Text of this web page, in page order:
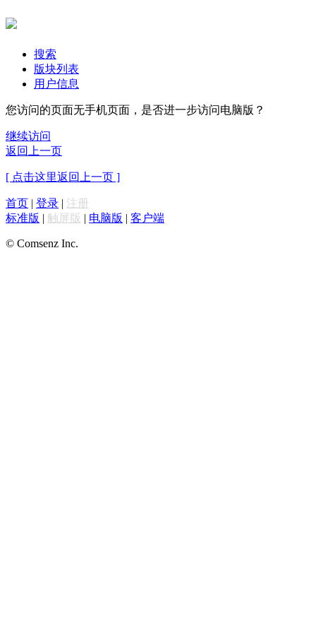
搜索
版块列表
用户信息
您访问的页面无手机页面，是否进一步访问电脑版？
继续访问
返回上一页
[ 点击这里返回上一页 ]
首页 | 登录 | 注册
标准版 | 触屏版 | 电脑版 | 客户端
© Comsenz Inc.